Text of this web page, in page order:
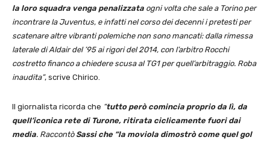
la loro squadra venga penalizzata ogni volta che sale a Torino per
incontrare la Juventus, e infatti nel corso dei decenni i pretesti per
scatenare altre vibranti polemiche non sono mancati: dalla rimessa
laterale di Aldair del ’95 ai rigori del 2014, con l’arbitro Rocchi
costretto financo a chiedere scusa al TG1 per quell’arbitraggio. Roba
inaudita”, scrive Chirico.
Il giornalista ricorda che “tutto però comincia proprio da lì, da
quell’iconica rete di Turone, ritirata ciclicamente fuori dai
media. Raccontò Sassi che “la moviola dimostrò come quel gol